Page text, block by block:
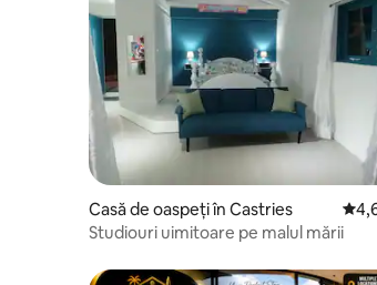
Casă de oaspeți în Castries
Studiouri uimitoare pe malul mării